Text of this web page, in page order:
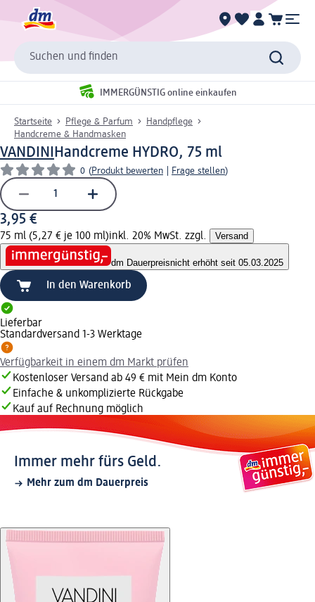
Suchen und finden
IMMERGÜNSTIG online einkaufen
Startseite Pflege & Parfum
Handpflege
Handcreme & Handmasken
VANDINI Handcreme HYDRO, 75 ml
0 (Produkt bewerten Frage stellen)
3,95 €
75 ml (5,27 € je 100 ml)inkl. 20% MwSt. zzgl. Versand
dm Dauerpreisnicht erhöht seit 05.03.2025
In den Warenkorb
Lieferbar
Standardversand 1-3 Werktage
Verfügbarkeit in einem dm Markt prüfen
Kostenloser Versand ab 49 € mit Mein dm Konto
Einfache & unkomplizierte Rückgabe
Kauf auf Rechnung möglich
Immer mehr fürs Geld.
Mehr zum dm Dauerpreis